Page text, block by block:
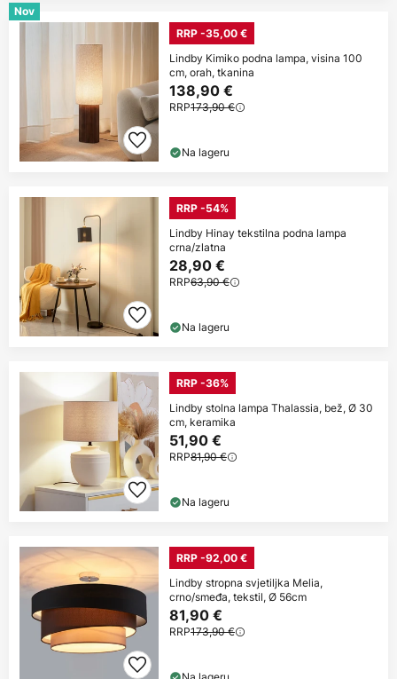
Nov
RRP -35,00 €
Lindby Kimiko podna lampa, visina 100
cm, orah, tkanina
138,90 €
RRP173,90 €
Na lageru
RRP -54%
Lindby Hinay tekstilna podna lampa
crna/zlatna
28,90 €
RRP63,90 €
Na lageru
RRP -36%
Lindby stolna lampa Thalassia, bež, Ø 30
cm, keramika
51,90 €
RRP81,90 €
Na lageru
RRP -92,00 €
Lindby stropna svjetiljka Melia,
crno/smeđa, tekstil, Ø 56cm
81,90 €
RRP173,90 €